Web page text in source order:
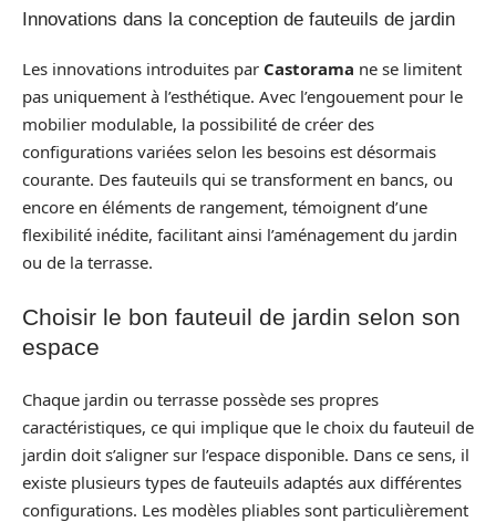
Innovations dans la conception de fauteuils de jardin
Les innovations introduites par Castorama ne se limitent
pas uniquement à l’esthétique. Avec l’engouement pour le
mobilier modulable, la possibilité de créer des
configurations variées selon les besoins est désormais
courante. Des fauteuils qui se transforment en bancs, ou
encore en éléments de rangement, témoignent d’une
flexibilité inédite, facilitant ainsi l’aménagement du jardin
ou de la terrasse.
Choisir le bon fauteuil de jardin selon son
espace
Chaque jardin ou terrasse possède ses propres
caractéristiques, ce qui implique que le choix du fauteuil de
jardin doit s’aligner sur l’espace disponible. Dans ce sens, il
existe plusieurs types de fauteuils adaptés aux différentes
configurations. Les modèles pliables sont particulièrement